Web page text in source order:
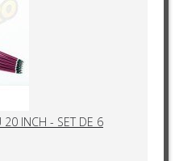
20 INCH - SET DE 6